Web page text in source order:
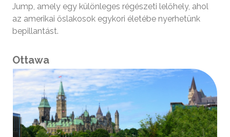
Jump, amely egy különleges régészeti lelőhely, ahol
az amerikai őslakosok egykori életébe nyerhetünk
bepillantást.
Ottawa